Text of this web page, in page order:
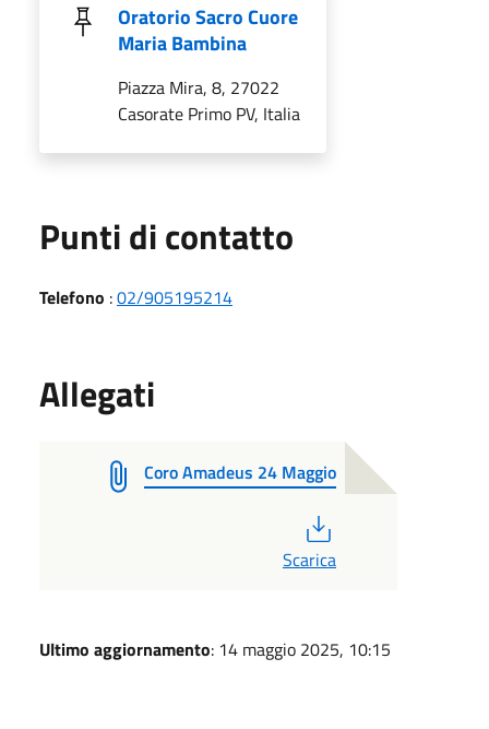
Oratorio Sacro Cuore
Maria Bambina
Piazza Mira, 8, 27022
Casorate Primo PV, Italia
Punti di contatto
Telefono :02/905195214
Allegati
Coro Amadeus 24 Maggio
Scarica
Ultimo aggiornamento: 14 maggio 2025, 10:15